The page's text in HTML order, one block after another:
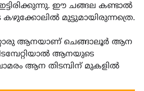
ഈ ചങ്ങല കണ്ടാൽ
കഴുക്കോലിൽ മുട്ടുമായിരുന്നത്രെ.
ആനയാണ് ചെങ്ങാലൂർ ആന
ആനയുടെ
ആന തിടമ്പിന് മുകളിൽ